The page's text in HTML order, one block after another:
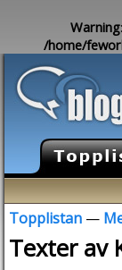
Warning
/home/
Topplistan —
Texter av